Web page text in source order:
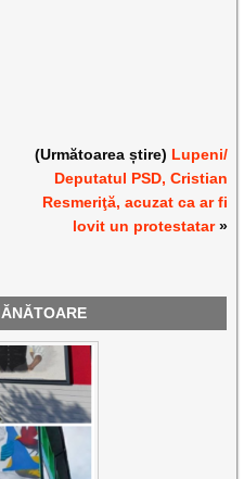
(Următoarea știre) Lupeni/
Deputatul PSD, Cristian
Resmeriţă, acuzat ca ar fi
lovit un protestatar»